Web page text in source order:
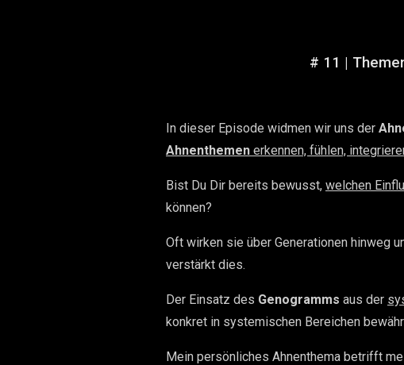
# 11 |
In dieser Episode widmen wir uns der
Ahnenthemen erkennen, fühlen,
Bist Du Dir bereits bewusst, welchen
können?
Oft wirken sie über Generationen hinweg
verstärkt dies.
Der Einsatz des Genogramms aus der
konkret in systemischen Bereichen
Mein persönliches Ahnenthema betrifft